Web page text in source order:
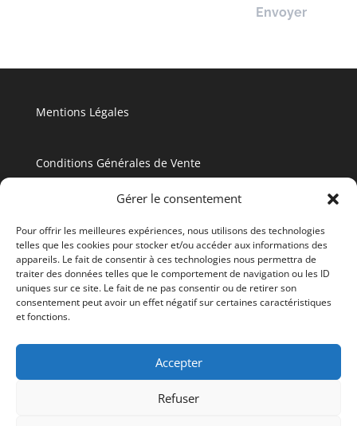
Gérer le consentement
Pour offrir les meilleures expériences, nous utilisons des technologies
telles que les cookies pour stocker et/ou accéder aux informations des
appareils. Le fait de consentir à ces technologies nous permettra de
traiter des données telles que le comportement de navigation ou les ID
uniques sur ce site. Le fait de ne pas consentir ou de retirer son
consentement peut avoir un effet négatif sur certaines caractéristiques
et fonctions.
Accepter
Refuser
Envoyer
Mentions Légales
Conditions Générales de Vente
T3 (2804)
La Résidence
La Guadeloupe
Réservation
Blog
Offres en Cours